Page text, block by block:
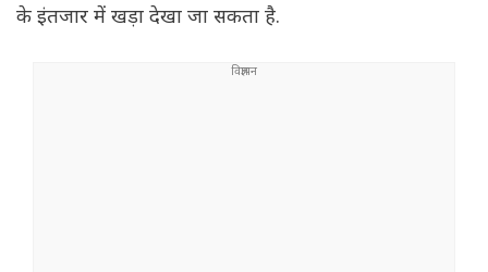
के इंतजार में खड़ा देखा जा सकता है.